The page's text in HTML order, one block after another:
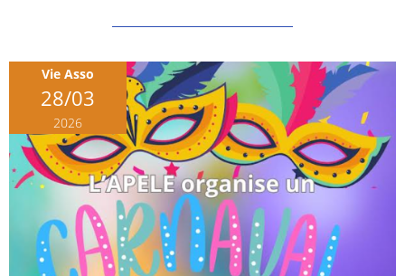
Vie Asso
28/03
2026